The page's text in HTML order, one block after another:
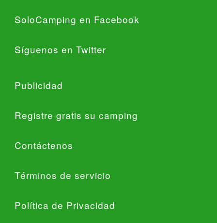
SoloCamping en Facebook
Síguenos en Twitter
Publicidad
Registre gratis su camping
Contáctenos
Términos de servicio
Política de Privacidad